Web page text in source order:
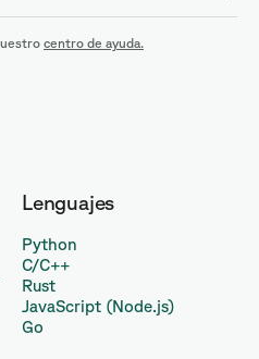
centro de ayuda.
Lenguajes
Python
C/C++
Rust
JavaScript (Node.js)
Go